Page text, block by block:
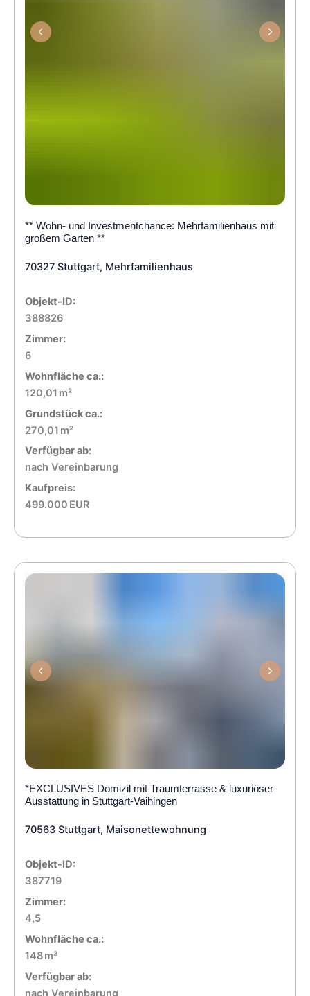
** Wohn- und Investmentchance: Mehrfamilienhaus mit
großem Garten **
70327 Stuttgart, Mehrfamilienhaus
Objekt-ID:
388826
Zimmer:
6
Wohnfläche ca.:
120,01 m²
Grund­stück ca.:
270,01 m²
Verfügbar ab:
nach Vereinbarung
Kaufpreis:
499.000 EUR
*EXCLUSIVES Domizil mit Traumterrasse & luxuriöser
Ausstattung in Stuttgart-Vaihingen
70563 Stuttgart, Maisonettewohnung
Objekt-ID:
387719
Zimmer:
4,5
Wohnfläche ca.:
148 m²
Verfügbar ab:
nach Vereinbarung